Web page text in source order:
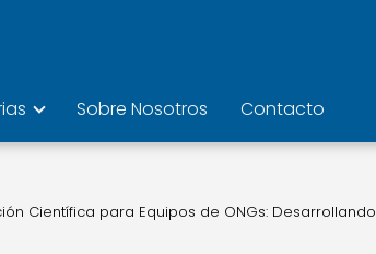
Sobre Nosotros Contacto
Científica para Equipos de ONGs: Desarrollando